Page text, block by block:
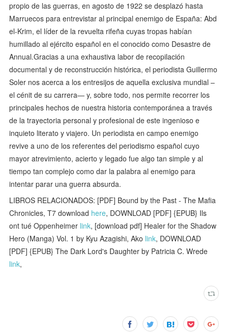
propio de las guerras, en agosto de 1922 se desplazó hasta
Marruecos para entrevistar al principal enemigo de España: Abd
el-Krim, el líder de la revuelta rifeña cuyas tropas habían
humillado al ejército español en el conocido como Desastre de
Annual.Gracias a una exhaustiva labor de recopilación
documental y de reconstrucción histórica, el periodista Guillermo
Soler nos acerca a los entresijos de aquella exclusiva mundial –
el cénit de su carrera— y, sobre todo, nos permite recorrer los
principales hechos de nuestra historia contemporánea a través
de la trayectoria personal y profesional de este ingenioso e
inquieto literato y viajero. Un periodista en campo enemigo
revive a uno de los referentes del periodismo español cuyo
mayor atrevimiento, acierto y legado fue algo tan simple y al
tiempo tan complejo como dar la palabra al enemigo para
intentar parar una guerra absurda.
LIBROS RELACIONADOS: [PDF] Bound by the Past - The Mafia
Chronicles, T7 download here, DOWNLOAD [PDF] {EPUB} Ils
ont tué Oppenheimer link, [download pdf] Healer for the Shadow
Hero (Manga) Vol. 1 by Kyu Azagishi, Ako link, DOWNLOAD
[PDF] {EPUB} The Dark Lord's Daughter by Patricia C. Wrede
link,